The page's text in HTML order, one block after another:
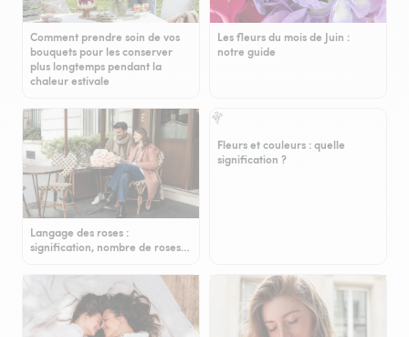
Comment prendre soin de vos
bouquets pour les conserver
plus longtemps pendant la
chaleur estivale
Les fleurs du mois de Juin :
notre guide
Langage des roses :
signification, nombre de roses…
Fleurs et couleurs : quelle
signification ?